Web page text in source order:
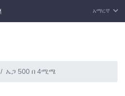
አማርኛ
ኤጋ 500 በ 4ሚሜ